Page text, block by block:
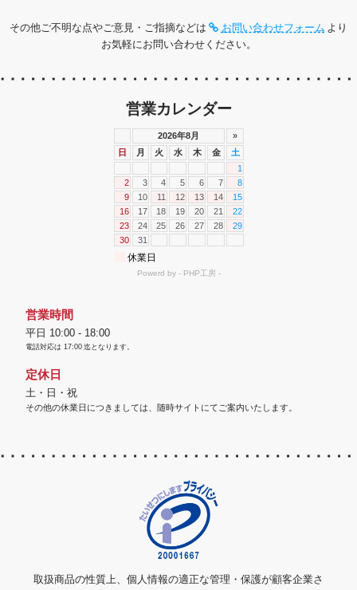
その他ご不明な点やご意見・ご指摘などは お問い合わせフォーム より
お気軽にお問い合わせください。
営業カレンダー
営業時間
平日 10:00 - 18:00
電話対応は 17:00 迄となります。
定休日
土・日・祝
その他の休業日につきましては、随時サイトにてご案内いたします。
取扱商品の性質上、個人情報の適正な管理・保護が顧客企業さ